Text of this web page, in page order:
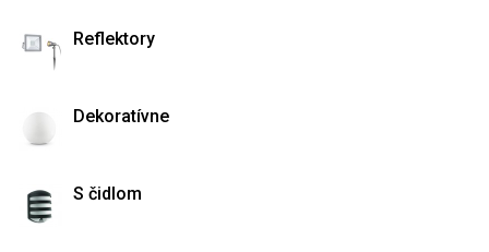
Reflektory
Dekoratívne
S čidlom